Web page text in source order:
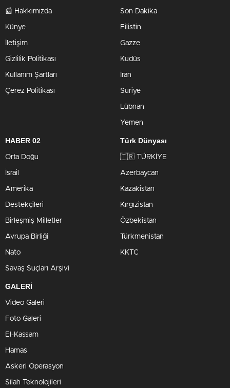
📰 Hakkımızda
Künye
İletişim
Gizlilik Politikası
Kullanım Şartları
Çerez Politikası
Son Dakika
Filistin
Gazze
Kudüs
İran
Suriye
Lübnan
Yemen
HABER 02
Orta Doğu
İsrail
Amerika
Destekçileri
Birleşmiş Milletler
Avrupa Birliği
Nato
Savaş Suçları Arşivi
Türk Dünyası
🇹🇷 TÜRKİYE
Azerbaycan
Kazakistan
Kırgızistan
Özbekistan
Türkmenistan
KKTC
GALERİ
Video Galeri
Foto Galeri
El-Kassam
Hamas
Askeri Operasyon
Silah Teknolojileri